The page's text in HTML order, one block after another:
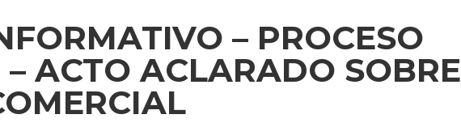
– PROCESO
– ACTO ACLARADO SOBRE